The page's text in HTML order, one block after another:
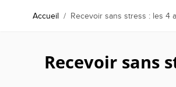
Accueil / Recevoir sans stress : les 4
Recevoir sans